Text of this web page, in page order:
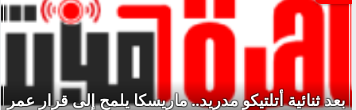
بعد ثنائية أتلتيكو مدريد.. ماريسكا يلمح إلى قرار عمر